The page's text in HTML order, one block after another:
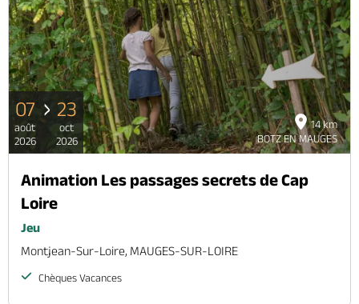
14 km
BOTZ EN MAUGES
07
août
2026
23
oct
2026
Animation Les passages secrets de Cap
Loire
Jeu
Montjean-Sur-Loire, MAUGES-SUR-LOIRE
Chèques Vacances